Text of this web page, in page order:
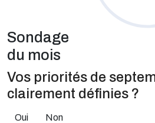
Sondage
du mois
Vos priorités de
clairement définies ?
Oui
Non